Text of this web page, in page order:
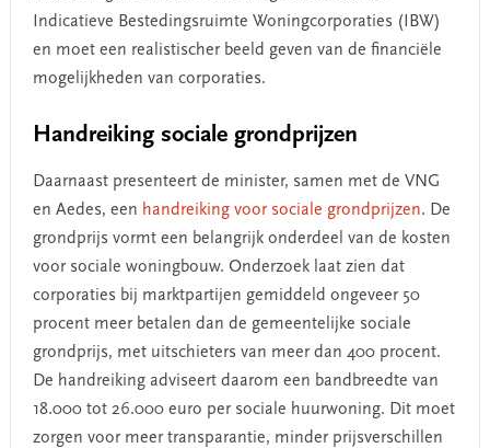
Indicatieve Bestedingsruimte Woningcorporaties (IBW)
en moet een realistischer beeld geven van de financiële
mogelijkheden van corporaties.
Handreiking sociale grondprijzen
Daarnaast presenteert de minister, samen met de VNG
en Aedes, een handreiking voor sociale grondprijzen. De
grondprijs vormt een belangrijk onderdeel van de kosten
voor sociale woningbouw. Onderzoek laat zien dat
corporaties bij marktpartijen gemiddeld ongeveer 50
procent meer betalen dan de gemeentelijke sociale
grondprijs, met uitschieters van meer dan 400 procent.
De handreiking adviseert daarom een bandbreedte van
18.000 tot 26.000 euro per sociale huurwoning. Dit moet
zorgen voor meer transparantie, minder prijsverschillen